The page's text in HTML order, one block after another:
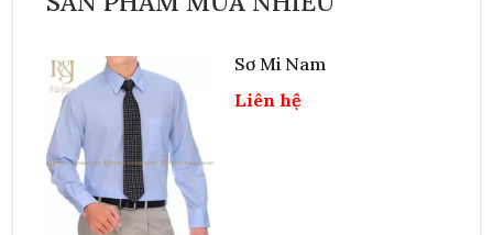
Sơ Mi Nam
Liên hệ